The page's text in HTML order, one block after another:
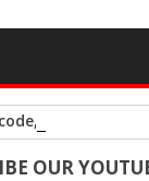
code, and tap
OUR